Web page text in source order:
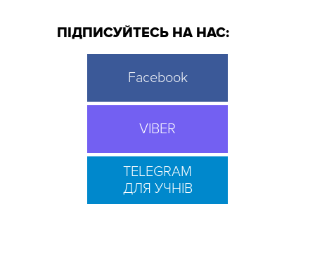
ПІДПИСУЙТЕСЬ НА НАС:
Facebook
VIBER
TELEGRAM
ДЛЯ УЧНІВ